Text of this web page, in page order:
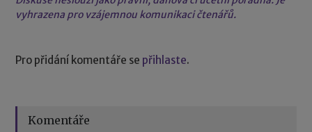
vyhrazena pro vzájemnou komunikaci čtenářů.
Pro přidání komentáře se přihlaste.
Komentáře